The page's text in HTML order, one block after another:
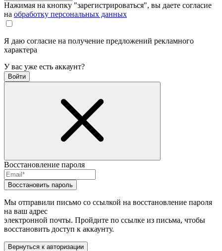
Нажимая на кнопку "зарегистрироваться", вы даете согласие
на обработку персональных данных
Я даю согласие на получение предложений рекламного
характера
У вас уже есть аккаунт?
Войти
Восстановление пароля
Восстановить пароль
Мы отправили письмо со ссылкой на восстановление пароля
на ваш адрес
электронной почты. Пройдите по ссылке из письма, чтобы
восстановить доступ к аккаунту.
Вернуться к авторизации